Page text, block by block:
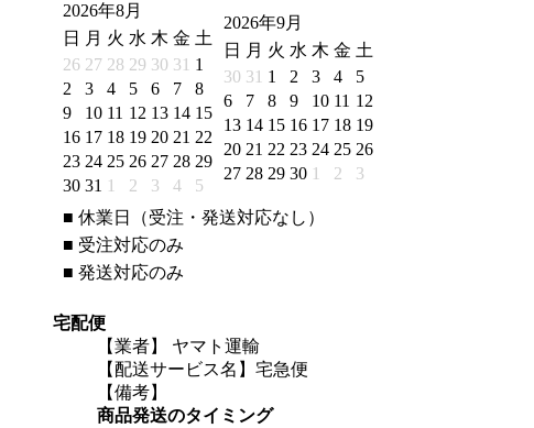
2026年8月
日
月 火 水 木 金 土
26 27 28 29 30 31 1
2
3 4 5 6 7
8
9
10 11 12 13 14 15
16 17 18 19 20 21 22
23 24 25 26 27 28 29
30 31 1 2 3 4 5
2026年9月
日
月 火 水 木 金 土
30 31 1 2 3 4
5
6
7 8 9 10 11 12
13 14 15 16 17 18 19
20 21 22 23 24 25 26
27 28 29 30 1 2 3
■ 休業日（受注・発送対応なし）
■ 受注対応のみ
■ 発送対応のみ
宅配便
【業者】 ヤマト運輸
【配送サービス名】宅急便
【備考】
商品発送のタイミング